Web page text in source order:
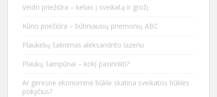
Veido priežiūra – kelias į sveikatą ir grožį
Kūno priežiūra – būtiniausių priemonių ABC
Plaukelių šalinimas aleksandrito lazeriu
Plaukų šampūnai – kokį pasirinkti?
Ar geresnė ekonominė būklė skatina sveikatos būklės
pokyčius?